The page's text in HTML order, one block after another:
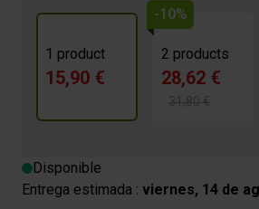
1 product
15,90 €
-10%
2 products
28,62 €
31,80 €
Disponible
Entrega estimada : viernes, 14 de